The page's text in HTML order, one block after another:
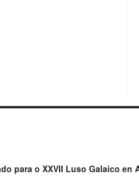
para o XXVII Luso Galaico en